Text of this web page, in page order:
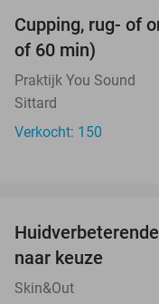
Cupping, rug- of
of 60 min)
Praktijk You Sound
Sittard
Verkocht: 150
naar keuze
Skin&Out